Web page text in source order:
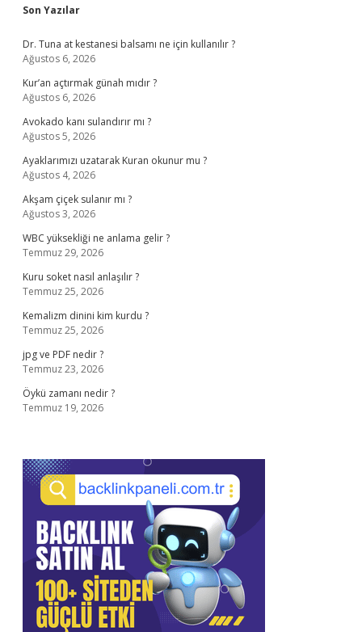
Sidebar
Son Yazılar
Dr. Tuna at kestanesi balsamı ne için kullanılır ?
Ağustos 6, 2026
Kur’an açtırmak günah mıdır ?
Ağustos 6, 2026
Avokado kanı sulandırır mı ?
Ağustos 5, 2026
Ayaklarımızı uzatarak Kuran okunur mu ?
Ağustos 4, 2026
Akşam çiçek sulanır mı ?
Ağustos 3, 2026
WBC yüksekliği ne anlama gelir ?
Temmuz 29, 2026
Kuru soket nasıl anlaşılır ?
Temmuz 25, 2026
Kemalizm dinini kim kurdu ?
Temmuz 25, 2026
jpg ve PDF nedir ?
Temmuz 23, 2026
Öykü zamanı nedir ?
Temmuz 19, 2026